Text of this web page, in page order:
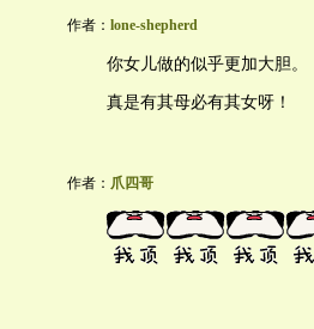
作者： lone-shepherd
你女儿做的似乎更加大胆。
真是有其母必有其女呀！
作者： 爪四哥